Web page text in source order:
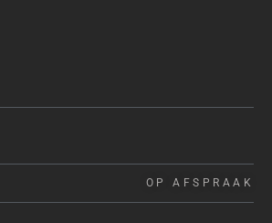
OP AFSPRAAK